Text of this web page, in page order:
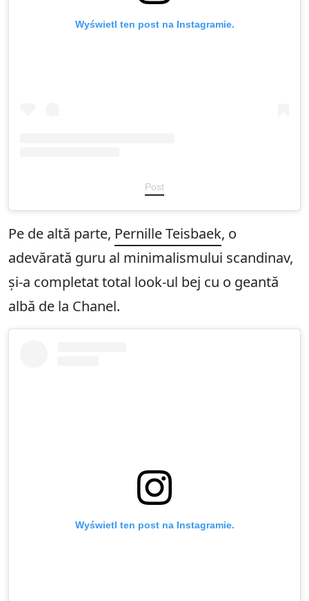
Wyświetl ten post na Instagramie.
Post
Pe de altă parte, Pernille Teisbaek, o
adevărată guru al minimalismului scandinav,
și-a completat total look-ul bej cu o geantă
albă de la Chanel.
Wyświetl ten post na Instagramie.